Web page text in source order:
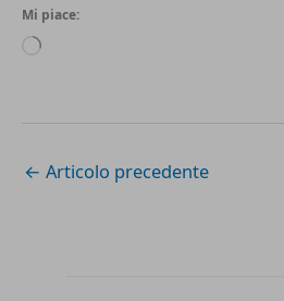
Mi piace:
Caricamento
← Articolo precedente